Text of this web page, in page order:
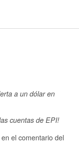
a un dólar en
cuentas de EPI!
el comentario del